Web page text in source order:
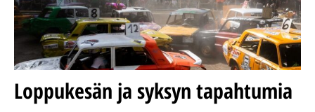
Loppukesän ja syksyn tapahtumia